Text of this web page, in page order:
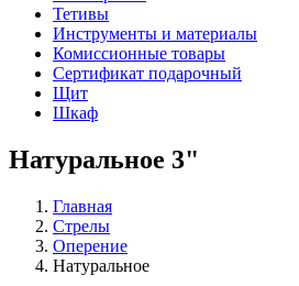
Тетивы
Инструменты и материалы
Комиссионные товары
Сертификат подарочный
Щит
Шкаф
Натуральное 3"
Главная
Стрелы
Оперение
Натуральное